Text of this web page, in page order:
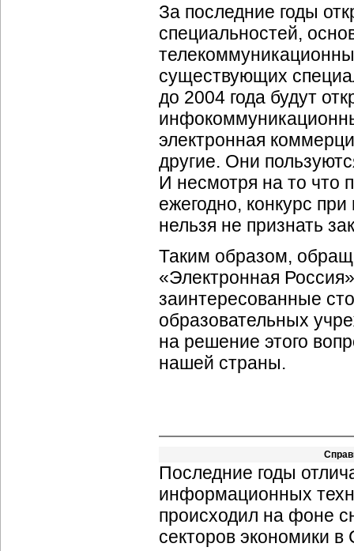
За последние годы
специальностей,
существующих
до 2004 года будут
электронная
другие. Они
И несмотря на то что
ежегодно, конкурс
нельзя не признать
Таким образом,
«Электронная
заинтересованные
образовательных
на решение этого
нашей страны.
Последние годы
информационных
происходил на фоне
секторов экономики